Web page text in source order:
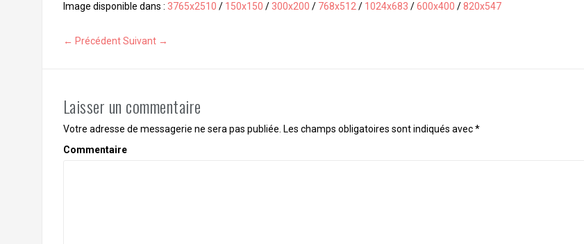
Image disponible dans : 3765x2510 / 150x150 / 300x200 / 768x512 / 1024x683 /600x400 /820x547
← Précédent Suivant →
Laisser un commentaire
Votre adresse de messagerie ne sera pas publiée. Les champs obligatoires sont indiqués avec*
Commentaire